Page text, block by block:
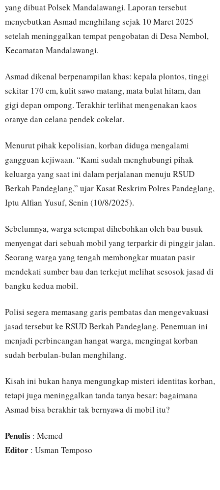
yang dibuat Polsek Mandalawangi. Laporan tersebut
menyebutkan Asmad menghilang sejak 10 Maret 2025
setelah meninggalkan tempat pengobatan di Desa Nembol,
Kecamatan Mandalawangi.
Asmad dikenal berpenampilan khas: kepala plontos, tinggi
sekitar 170 cm, kulit sawo matang, mata bulat hitam, dan
gigi depan ompong. Terakhir terlihat mengenakan kaos
oranye dan celana pendek cokelat.
Menurut pihak kepolisian, korban diduga mengalami
gangguan kejiwaan. “Kami sudah menghubungi pihak
keluarga yang saat ini dalam perjalanan menuju RSUD
Berkah Pandeglang,” ujar Kasat Reskrim Polres Pandeglang,
Iptu Alfian Yusuf, Senin (10/8/2025).
Sebelumnya, warga setempat dihebohkan oleh bau busuk
menyengat dari sebuah mobil yang terparkir di pinggir jalan.
Seorang warga yang tengah membongkar muatan pasir
mendekati sumber bau dan terkejut melihat sesosok jasad di
bangku kedua mobil.
Polisi segera memasang garis pembatas dan mengevakuasi
jasad tersebut ke RSUD Berkah Pandeglang. Penemuan ini
menjadi perbincangan hangat warga, mengingat korban
sudah berbulan-bulan menghilang.
Kisah ini bukan hanya mengungkap misteri identitas korban,
tetapi juga meninggalkan tanda tanya besar: bagaimana
Asmad bisa berakhir tak bernyawa di mobil itu?
Penulis : Memed
Editor : Usman Temposo